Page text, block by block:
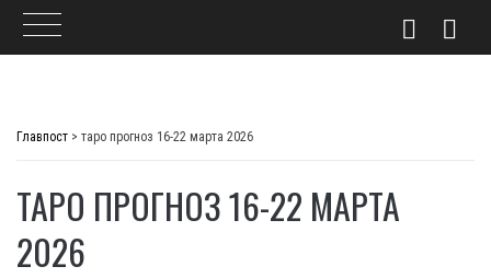
Главпост > таро прогноз 16-22 марта 2026
ТАРО ПРОГНОЗ 16-22 МАРТА
2026